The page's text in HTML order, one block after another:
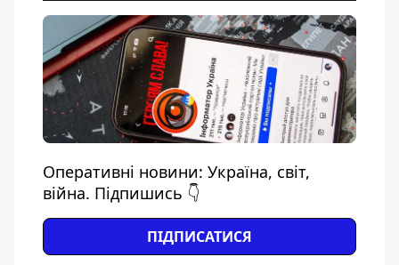
Оперативні новини: Україна, світ,
війна. Підпишись 👇
ПІДПИСАТИСЯ